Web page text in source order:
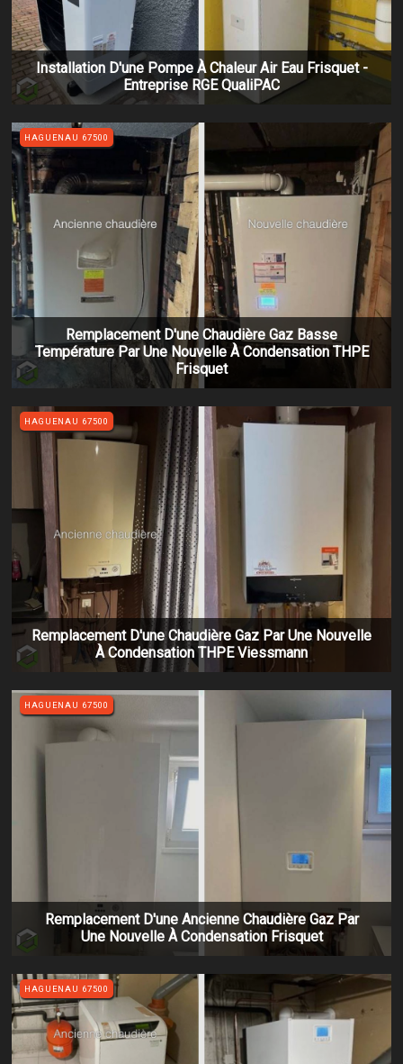
Installation D'une Pompe À Chaleur Air Eau Frisquet -
Entreprise RGE QualiPAC
Remplacement D'une Chaudière Gaz Basse
Température Par Une Nouvelle À Condensation THPE
Frisquet
HAGUENAU 67500
Remplacement D'une Chaudière Gaz Par Une Nouvelle
À Condensation THPE Viessmann
HAGUENAU 67500
Remplacement D'une Ancienne Chaudière Gaz Par
Une Nouvelle À Condensation Frisquet
HAGUENAU 67500
HAGUENAU 67500